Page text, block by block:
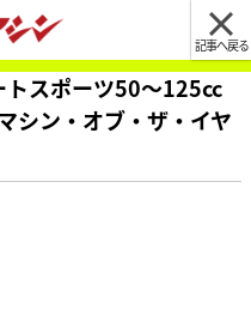
記事へ戻る
スポーツ50〜125cc
シン・オブ・ザ・イヤ